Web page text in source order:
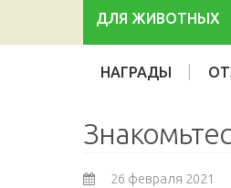
ДЛЯ ЖИВОТНЫХ
НАГРАДЫ
26 февраля 2021